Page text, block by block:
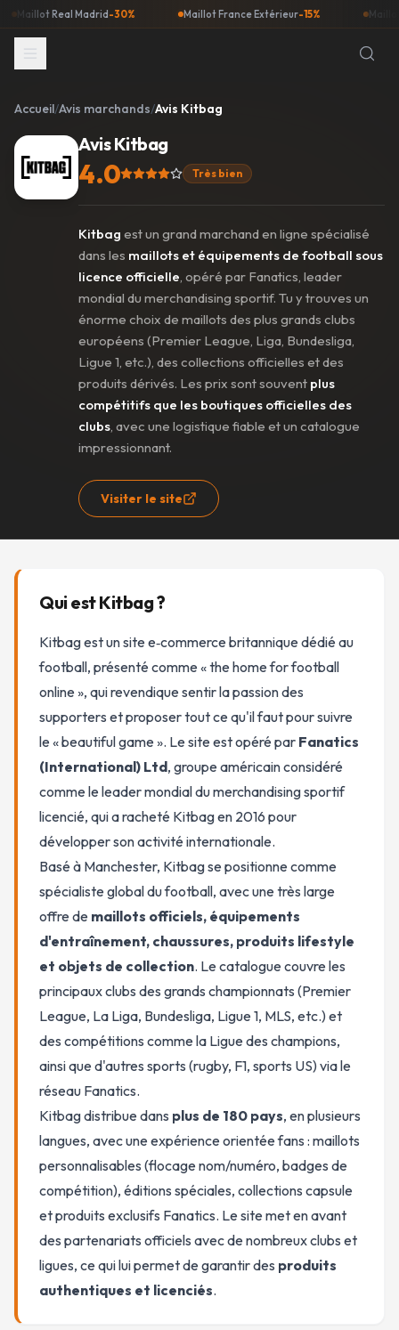
Real Madrid-30% Maillot France Extérieur-15% Maillot
Accueil/Avis marchands/Avis Kitbag
AvisKitbag
4.0 Très bien
Kitbag est un grand marchand en ligne spécialisé
dans les maillots et équipements de football sous
licence officielle, opéré par Fanatics, leader
mondial du merchandising sportif. Tu y trouves un
énorme choix de maillots des plus grands clubs
européens (Premier League, Liga, Bundesliga,
Ligue 1, etc.), des collections officielles et des
produits dérivés. Les prix sont souvent plus
compétitifs que les boutiques officielles des
clubs, avec une logistique fiable et un catalogue
impressionnant.
Visiter le site
Qui estKitbag?
Kitbag est un site e‑commerce britannique dédié au
football, présenté comme « the home for football
online », qui revendique sentir la passion des
supporters et proposer tout ce qu'il faut pour suivre
le « beautiful game ». Le site est opéré par Fanatics
(International) Ltd, groupe américain considéré
comme le leader mondial du merchandising sportif
licencié, qui a racheté Kitbag en 2016 pour
développer son activité internationale.
Basé à Manchester, Kitbag se positionne comme
spécialiste global du football, avec une très large
offre de maillots officiels, équipements
d'entraînement, chaussures, produits lifestyle
et objets de collection. Le catalogue couvre les
principaux clubs des grands championnats (Premier
League, La Liga, Bundesliga, Ligue 1, MLS, etc.) et
des compétitions comme la Ligue des champions,
ainsi que d'autres sports (rugby, F1, sports US) via le
réseau Fanatics.
Kitbag distribue dans plus de 180 pays, en plusieurs
langues, avec une expérience orientée fans : maillots
personnalisables (flocage nom/numéro, badges de
compétition), éditions spéciales, collections capsule
et produits exclusifs Fanatics. Le site met en avant
des partenariats officiels avec de nombreux clubs et
ligues, ce qui lui permet de garantir des produits
authentiques et licenciés.